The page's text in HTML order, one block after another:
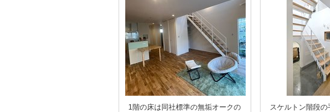
1階の床は同社標準の無垢オークの
スケルトン階段